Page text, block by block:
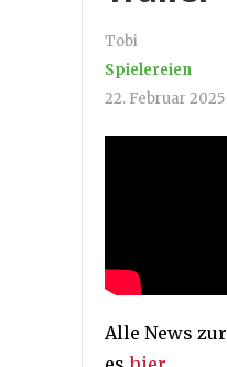
Tobi
Spielereien
22. Februar 2025
Alle News zur